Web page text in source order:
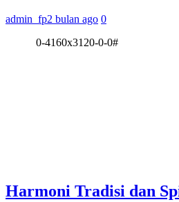
admin_fp2 bulan ago 0
0-4160x3120-0-0#
Harmoni Tradisi dan